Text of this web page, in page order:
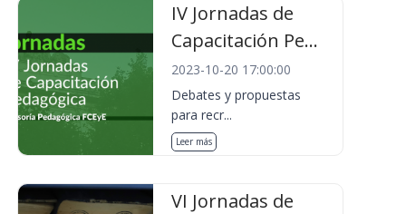
IV Jornadas de
Capacitación Pe...
2023-10-20 17:00:00
Debates y propuestas
para recr...
Leer más
VI Jornadas de